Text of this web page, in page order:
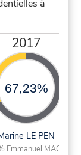
à
2017
67,23%
LE PEN
Emmanuel MACRON